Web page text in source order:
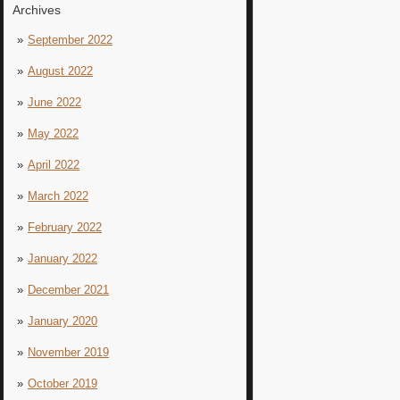
Archives
September 2022
August 2022
June 2022
May 2022
April 2022
March 2022
February 2022
January 2022
December 2021
January 2020
November 2019
October 2019